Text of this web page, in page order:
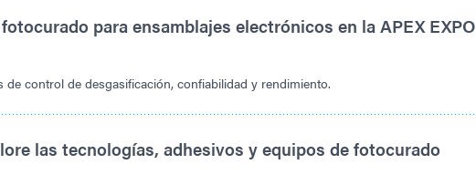
para ensamblajes electrónicos en la APEX EXPO
control de desgasificación, confiabilidad y rendimiento.
las tecnologías, adhesivos y equipos de fotocurado